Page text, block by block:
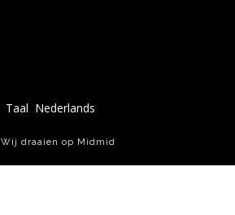
Taal
Wij draaien op Midmid